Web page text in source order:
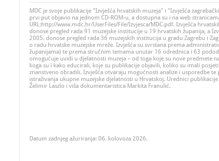
MDC je svoje publikacije "Izvješća hrvatskih muzeja" i "Izvješća
prvi put objavio na jednom CD-ROM-u, a dostupna su i na web
URL:http://www.mdc.hr/UserFiles/File/Izvjesca/MDC.pdf. Izvješća
donose pregled rada 91 muzejske institucije u 19 hrvatskih županija, a
2005. donose pregled rada 36 muzejskih institucija u gradu Zagrebu i
o radu hrvatske muzejske mreže. Izvješća su svrstana prema
županijama) te prema stručnim temama unutar 16 odrednica i 63
omogućuje uvidi u djelatnosti muzeja – od toga koje su nove predmete
koga su i kako educirali, koje su publikacije objavili, koliko su imali
znanstveno obradili. Izvješća otvaraju mogućnosti analize i usporedbe te
istraživanja ukupne muzejske djelatnosti u Hrvatskoj. Urednici
Želimir Laszlo i viša dokumentaristica Markita Franulić.
Datum zadnjeg ažuriranja: 06. kolovoza 2026.